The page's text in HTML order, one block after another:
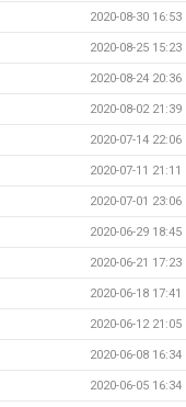
2020-08-30 16:53
2020-08-25 15:23
2020-08-24 20:36
2020-08-02 21:39
2020-07-14 22:06
2020-07-11 21:11
2020-07-01 23:06
2020-06-29 18:45
2020-06-21 17:23
2020-06-18 17:41
2020-06-12 21:05
2020-06-08 16:34
2020-06-05 16:34